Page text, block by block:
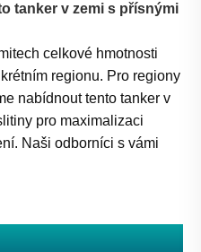
tanker v zemi s přísnými
celkové hmotnosti
regionu. Pro regiony
nabídnout tento tanker v
pro maximalizaci
Naši odborníci s vámi